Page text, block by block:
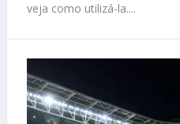
veja como utilizá-la....